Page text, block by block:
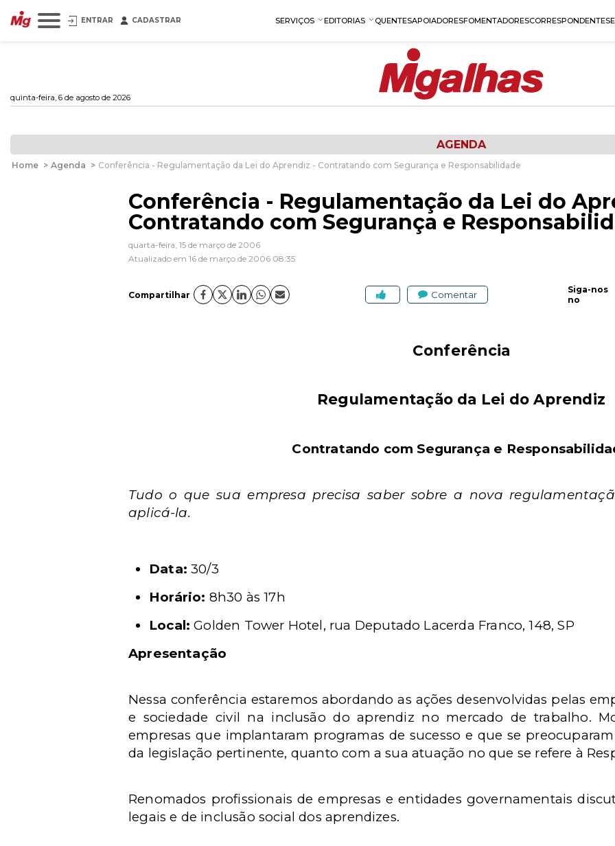
ENTRAR CADASTRAR SERVIÇOS EDITORIAS QUENTESAPOIADORESFOMENTADORESCORRESPONDENTES
quinta-feira, 6 de agosto de 2026
AGENDA
Home > Agenda > Conferência - Regulamentação da Lei do Aprendiz - Contratando com Segurança e Responsabilidade
Conferência - Regulamentação da Lei do
Contratando com Segurança e
quarta-feira, 15 de março de 2006
Atualizado em 16 de março de 2006 08:35
Compartilhar Comentar
Siga-nos
no
Conferência
Regulamentação da Lei do Aprendiz
Contratando com Segurança e
Tudo o que sua empresa precisa saber sobre a nova
aplicá-la.
Data: 30/3
Horário: 8h30 às 17h
Local: Golden Tower Hotel, rua Deputado Lacerda Franco, 148, SP
Apresentação
Nessa conferência estaremos abordando as ações desenvolvidas pelas
e sociedade civil na inclusão do aprendiz no mercado de trabalho.
empresas que implantaram programas de sucesso e que se
da legislação pertinente, quanto com a sua atuação no que se refere à
Renomados profissionais de empresas e entidades governamentais
legais e de inclusão social dos aprendizes.